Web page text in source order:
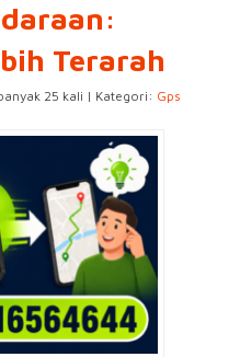
Terarah
25 kali | Kategori: Gps